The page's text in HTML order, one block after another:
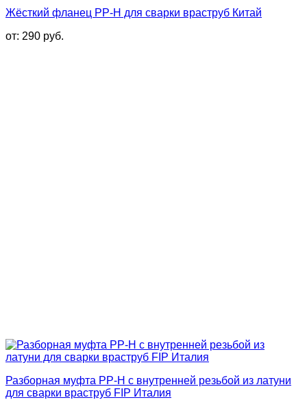
Жёсткий фланец PP-H для сварки враструб Китай
от: 290 руб.
Разборная муфта PP-H с внутренней резьбой из латуни
для сварки враструб FIP Италия